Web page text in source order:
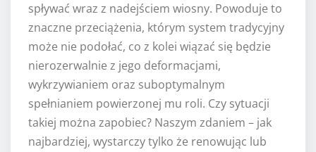
spływać wraz z nadejściem wiosny. Powoduje to
znaczne przeciążenia, którym system tradycyjny
może nie podołać, co z kolei wiązać się będzie
nierozerwalnie z jego deformacjami,
wykrzywianiem oraz suboptymalnym
spełnianiem powierzonej mu roli. Czy sytuacji
takiej można zapobiec? Naszym zdaniem – jak
najbardziej, wystarczy tylko że renowując lub